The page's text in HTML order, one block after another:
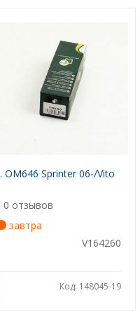
ОМ646 Sprinter 06-/Vito
0 отзывов
завтра
V164260
Код: 148045-19